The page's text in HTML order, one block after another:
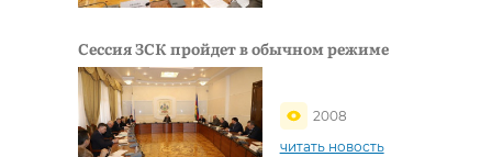
Сессия ЗСК пройдет в обычном режиме
2008
читать новость